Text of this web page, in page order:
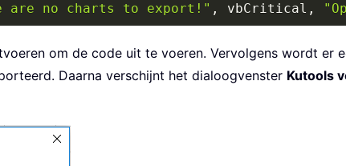
True
are no charts to export!" , vbCritical ,
"PowerPoint.Application"
Add
om de code uit te voeren. Vervolgens wordt er
Daarna verschijnt het dialoogvenster Kutools